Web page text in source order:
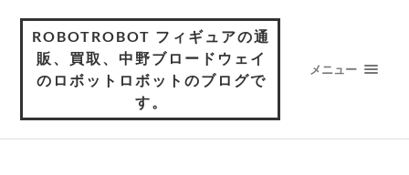
ROBOTROBOT フィギュアの通
販、買取、中野ブロードウェイ
のロボットロボットのブログで
す。
メニュー